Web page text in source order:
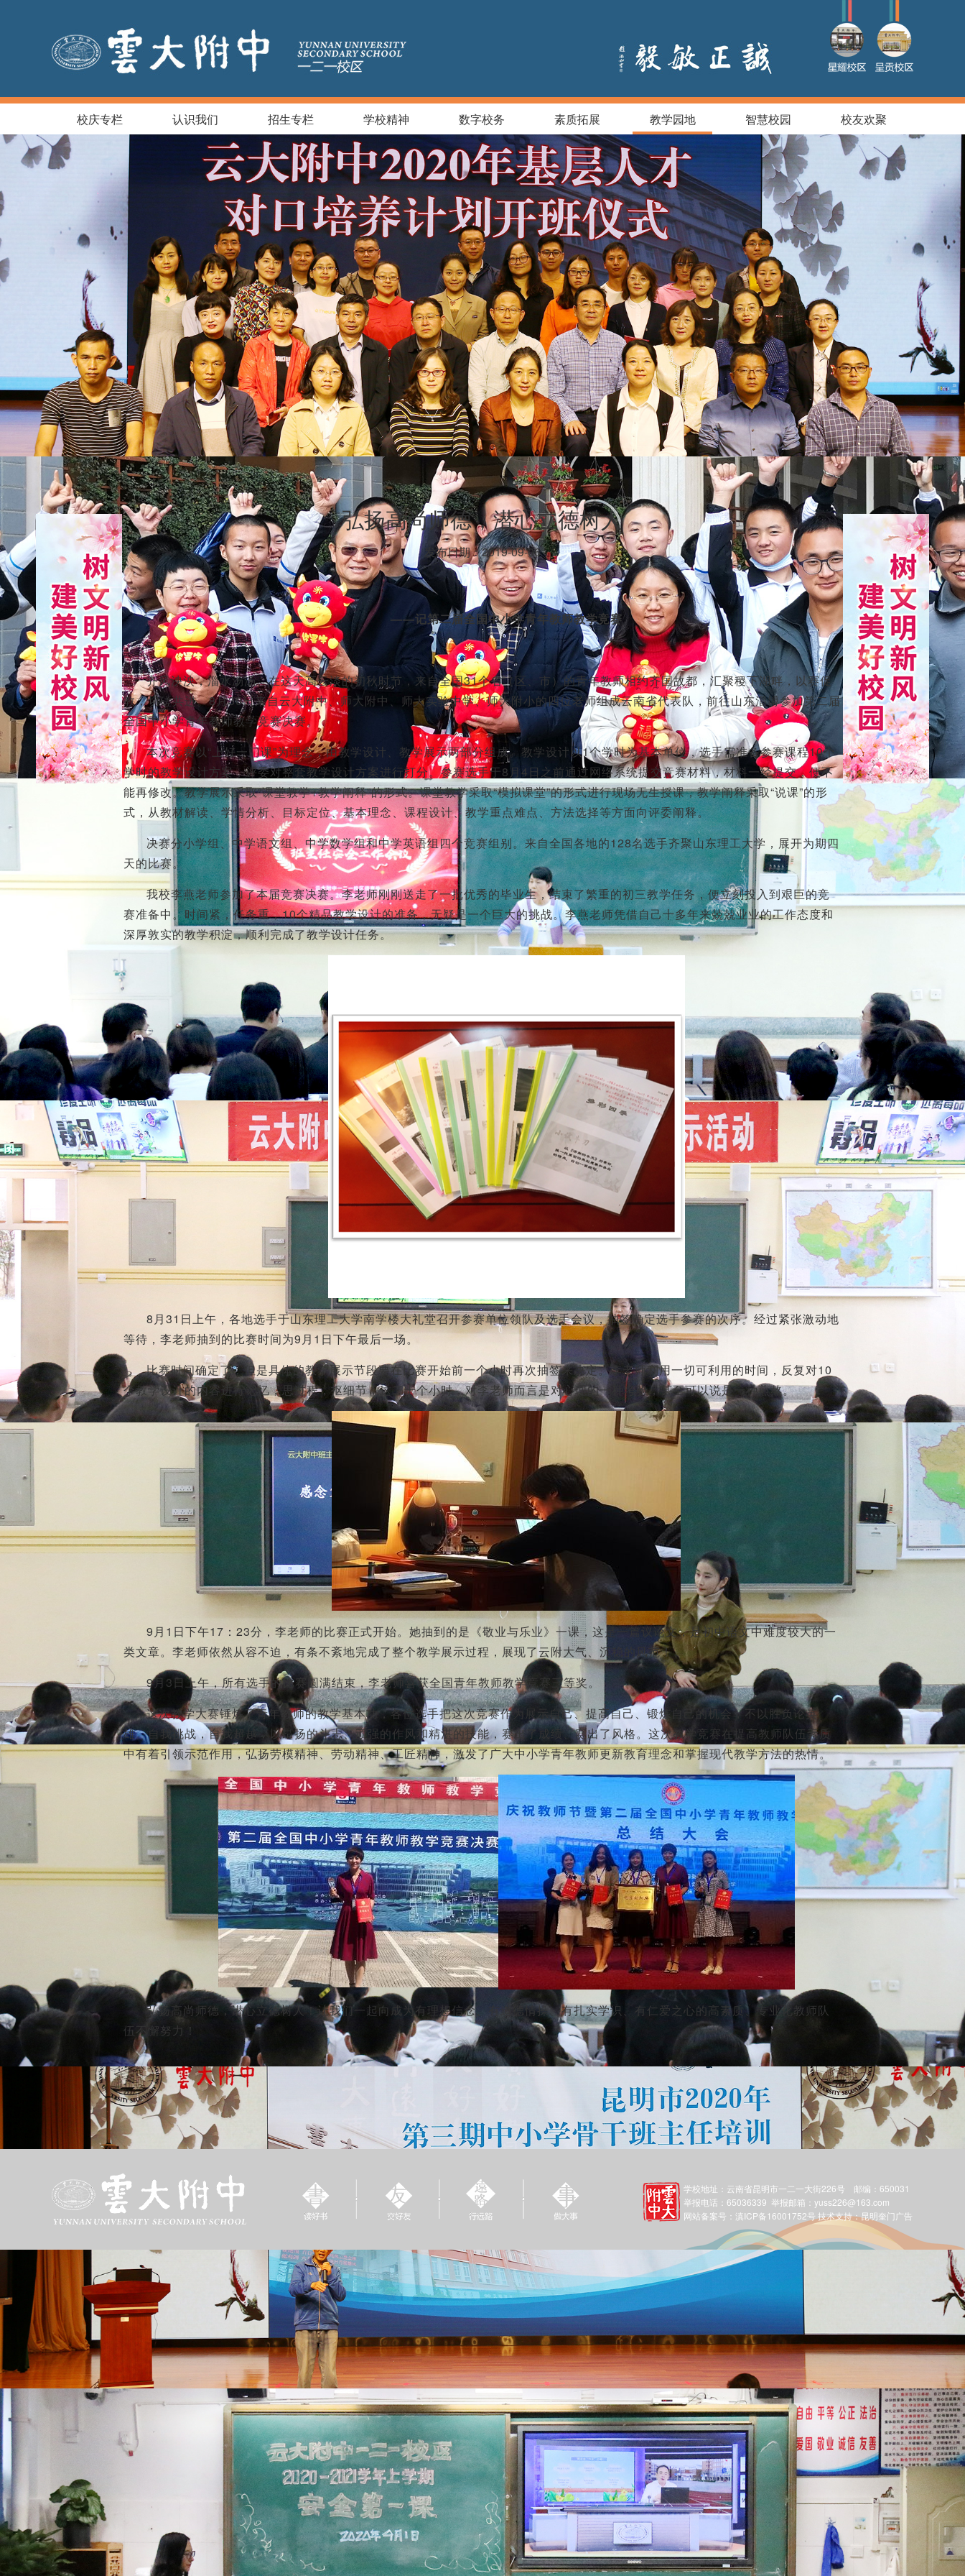
校庆专栏 认识我们 招生专栏 学校精神 数字校务 素质拓展 教学园地 智慧校园 校友欢聚
弘扬高尚师德，潜心立德树人
发布日期：2019-09-06
——记第二届全国中小学青年教师教学竞赛
齐风泱泱，淄水汤汤。在这天高云淡的初秋时节，来自全国31个省（区、市）的青年教师相约齐国故都，汇聚稷下湖畔，以赛促
教，切磋共进。8月30日来自云大附中、师大附中、师大实验中学、师大附小的四位老师组成云南省代表队，前往山东淄博参加第二届
全国中小学青年教师教学竞赛决赛。
本次竞赛以“上好一门课”为理念，由教学设计、教学展示两部分组成。教学设计以1个学时为基本单位，选手需准备参赛课程10个
学时的教学设计方案，评委对整套教学设计方案进行打分。参赛选手于8月4日之前通过网络系统提交竞赛材料，材料一经提交，便不
能再修改。教学展示采取“课堂教学+教学阐释”的形式。课堂教学采取“模拟课堂”的形式进行现场无生授课，教学阐释采取“说课”的形
式，从教材解读、学情分析、目标定位、基本理念、课程设计、教学重点难点、方法选择等方面向评委阐释。
决赛分小学组、中学语文组、中学数学组和中学英语组四个竞赛组别。来自全国各地的128名选手齐聚山东理工大学，展开为期四
天的比赛。
我校李燕老师参加了本届竞赛决赛。李老师刚刚送走了一批优秀的毕业生，结束了繁重的初三教学任务，便立刻投入到艰巨的竞
赛准备中。时间紧，任务重，10个精品教学设计的准备，无疑是一个巨大的挑战。李燕老师凭借自己十多年来兢兢业业的工作态度和
深厚敦实的教学积淀，顺利完成了教学设计任务。
8月31日上午，各地选手于山东理工大学南学楼大礼堂召开参赛单位领队及选手会议，抽签确定选手参赛的次序。经过紧张激动地
等待，李老师抽到的比赛时间为9月1日下午最后一场。
比赛时间确定了，但是具体的教学展示节段要在比赛开始前一个小时再次抽签来决定。李老师利用一切可利用的时间，反复对10
个教学设计的内容进行记忆，思过程，抠细节，这二十个小时，对李老师而言是对心理的一种考验，甚至可以说是一种煎熬。
9月1日下午17：23分，李老师的比赛正式开始。她抽到的是《敬业与乐业》一课，这是一篇议论文，是初中语文中难度较大的一
类文章。李老师依然从容不迫，有条不紊地完成了整个教学展示过程，展现了云附大气、沉稳的风范！
9月3日上午，所有选手的比赛圆满结束，李老师喜获全国青年教师教学竞赛三等奖。
这次教学大赛锤炼了青年教师的教学基本功，各位选手把这次竞赛作为展示自己、提高自己、锻炼自己的机会，不以胜负论英
雄。自我挑战，自我超越，以昂扬的斗志、顽强的作风和精湛的技能，赛出了成绩、赛出了风格。这次教学竞赛在提高教师队伍素质
中有着引领示范作用，弘扬劳模精神、劳动精神、工匠精神，激发了广大中小学青年教师更新教育理念和掌握现代教学方法的热情。
弘扬高尚师德，潜心立德树人！让我们一起向成为有理想信念、有道德情操、有扎实学识、有仁爱之心的高素质、专业化教师队
伍不懈努力！
学校地址：云南省昆明市一二一大街226号 邮编：650031
举报电话：65036339 举报邮箱：yuss226@163.com
网站备案号：滇ICP备16001752号 技术支持：昆明奎门广告